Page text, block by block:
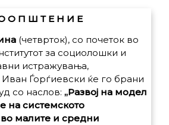
О П Ш Т Е Н И Е
(четврток), со почеток во
за социолошки и
истражувања,
Ѓорѓиевски ќе го брани
со наслов: „Развој на модел
на системското
малите и средни